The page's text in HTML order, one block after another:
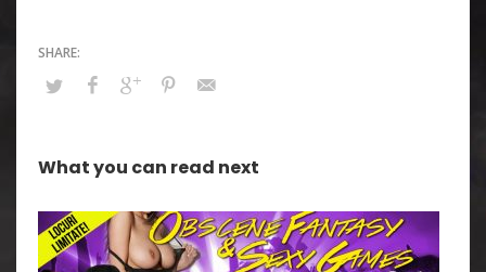
What you can read next